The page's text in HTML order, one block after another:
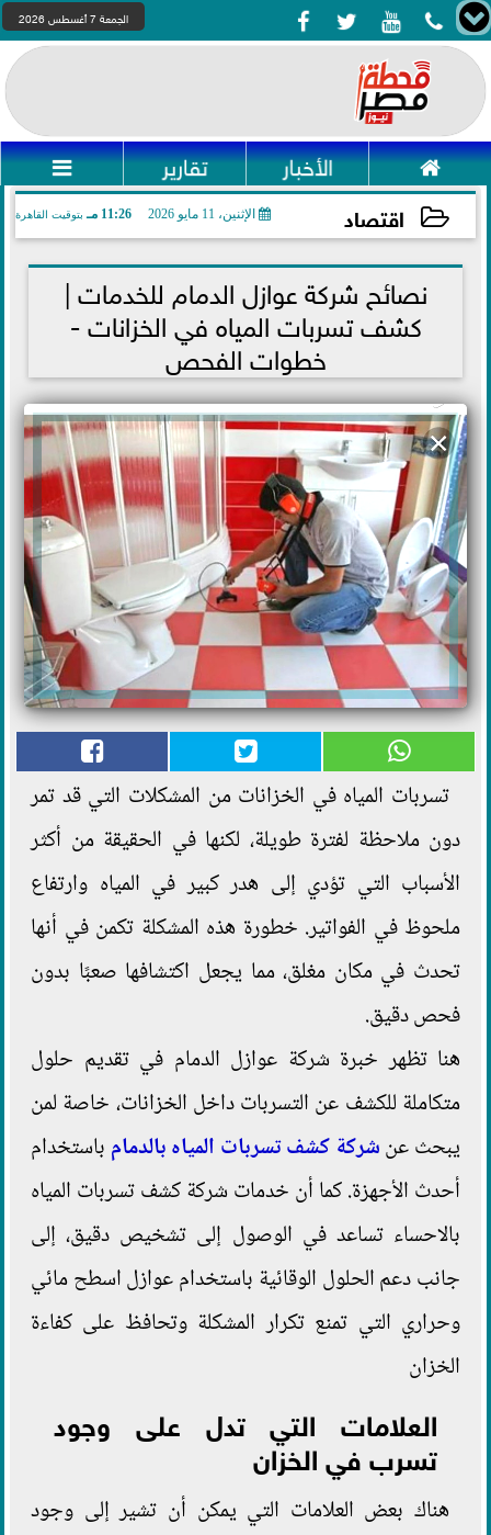
    الجمعة 7 أغسطس 2026
 الأخبار تقارير 
اقتصاد الإثنين، 11 مايو 2026 11:26 مـ بتوقيت القاهرة
2026-05-11 23:26:59نصائح شركة عوازل الدمام للخدمات |
كشف تسربات المياه في الخزانات -
خطوات الفحص
تسربات المياه في الخزانات من المشكلات التي قد تمر
دون ملاحظة لفترة طويلة، لكنها في الحقيقة من أكثر
الأسباب التي تؤدي إلى هدر كبير في المياه وارتفاع
ملحوظ في الفواتير. خطورة هذه المشكلة تكمن في أنها
تحدث في مكان مغلق، مما يجعل اكتشافها صعبًا بدون
فحص دقيق.
هنا تظهر خبرة شركة عوازل الدمام في تقديم حلول
متكاملة للكشف عن التسربات داخل الخزانات، خاصة لمن
يبحث عنشركة كشف تسربات المياه بالدمام باستخدام
أحدث الأجهزة. كما أن خدمات شركة كشف تسربات المياه
بالاحساء تساعد في الوصول إلى تشخيص دقيق، إلى
جانب دعم الحلول الوقائية باستخدام عوازل اسطح مائي
وحراري التي تمنع تكرار المشكلة وتحافظ على كفاءة
الخزان
العلامات التي تدل على وجود
تسرب في الخزان
هناك بعض العلامات التي يمكن أن تشير إلى وجود